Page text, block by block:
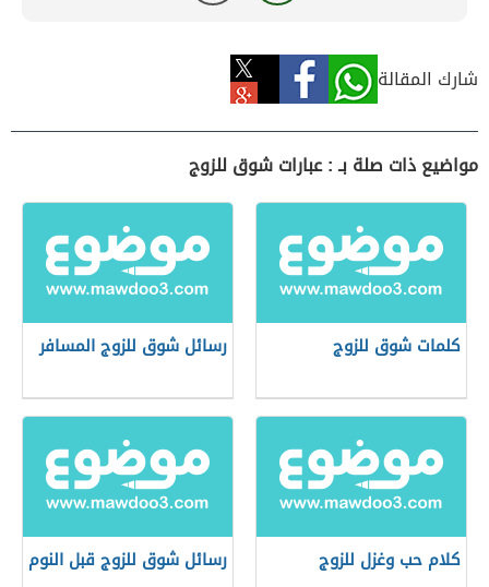
شارك المقالة
مواضيع ذات صلة بـ : عبارات شوق للزوج
كلمات شوق للزوج رسائل شوق للزوج المسافر
كلام حب وغزل للزوج رسائل شوق للزوج قبل النوم